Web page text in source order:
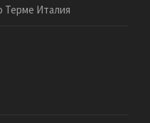
Терме Италия